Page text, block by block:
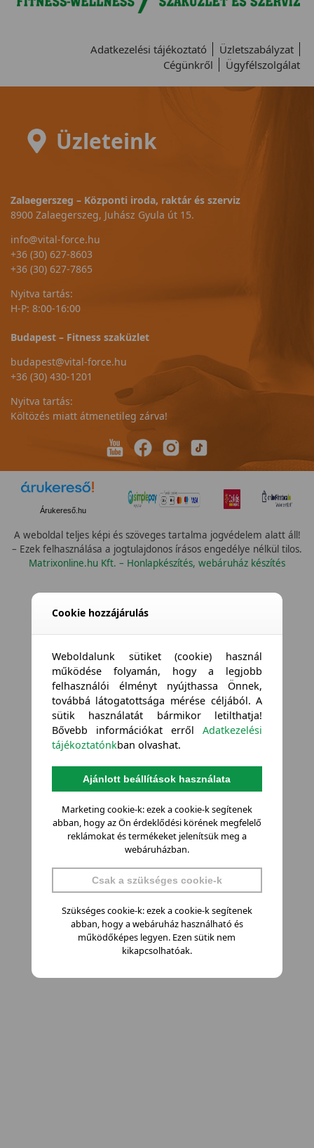
Adatkezelési tájékoztató
Üzletszabályzat
Cégünkről
Ügyfélszolgálat
Üzleteink
Zalaegerszeg – Központi iroda, raktár és szerviz
8900 Zalaegerszeg, Juhász Gyula út 15.
info@vital-force.hu
+36 (30) 627-8603
+36 (30) 627-7865
Nyitva tartás:
H-P: 8:00-16:00
Budapest – Fitness szaküzlet
budapest@vital-force.hu
+36 (30) 430-1201
Nyitva tartás:
Költözés miatt átmenetileg zárva!
Árukereső.hu
A weboldal teljes képi és szöveges tartalma jogvédelem alatt áll!
– Ezek felhasználása a jogtulajdonos írásos engedélye nélkül tilos.
Matrixonline.hu Kft. – Honlapkészítés, webáruház készítés
Cookie hozzájárulás
Weboldalunk sütiket (cookie) használ
működése folyamán, hogy a legjobb
felhasználói élményt nyújthassa Önnek,
továbbá látogatottsága mérése céljából. A
sütik használatát bármikor letilthatja!
Bővebb információkat errőlAdatkezelési
tájékoztatónkban olvashat.
Ajánlott beállítások használata
Marketing cookie-k: ezek a cookie-k segítenek
abban, hogy az Ön érdeklődési körének megfelelő
reklámokat és termékeket jelenítsük meg a
webáruházban.
Csak a szükséges cookie-k
Szükséges cookie-k: ezek a cookie-k segítenek
abban, hogy a webáruház használható és
működőképes legyen. Ezen sütik nem
kikapcsolhatóak.